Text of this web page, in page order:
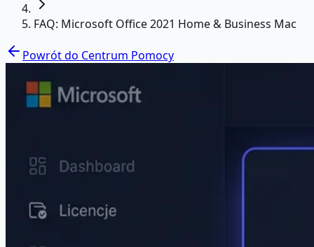
FAQ: Microsoft Office 2021 Home & Business Mac
Powrót do Centrum Pomocy